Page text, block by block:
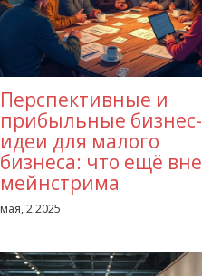
Перспективные и
прибыльные бизнес-
идеи для малого
бизнеса: что ещё вне
мейнстрима
мая, 2 2025